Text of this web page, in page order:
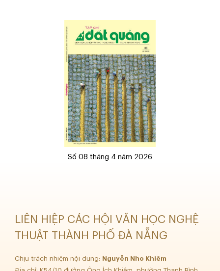
Số 08 tháng 4 năm 2026
LIÊN HIỆP CÁC HỘI VĂN HỌC NGHỆ
THUẬT THÀNH PHỐ ĐÀ NẴNG
Chịu trách nhiệm nội dung: Nguyễn Nho Khiêm